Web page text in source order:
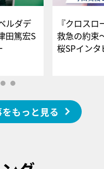
ルダデ
田篤宏S
ュー
『クロス
救急の約束
桜SPイ
もっと見る